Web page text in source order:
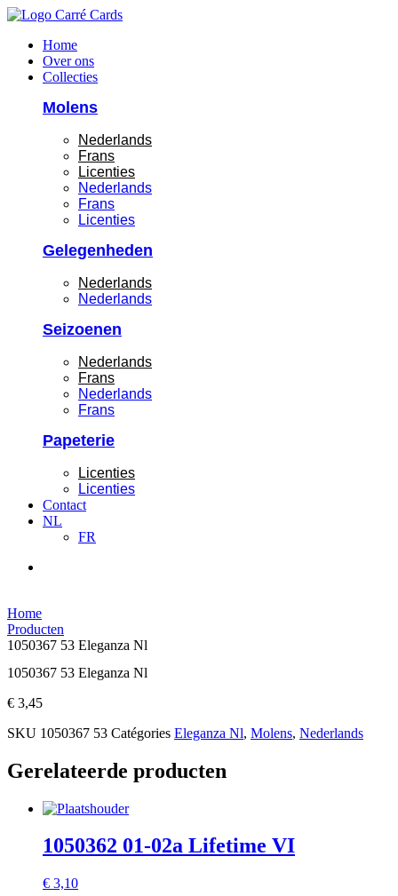
Ga
inhoud
Home
Over ons
Collecties
Molens
Nederlands
Frans
Licenties
Nederlands
Frans
Licenties
Gelegenheden
Nederlands
Nederlands
Seizoenen
Nederlands
Frans
Nederlands
Frans
Papeterie
Licenties
Licenties
Contact
NL
FR
Home
Producten
1050367 53 Eleganza Nl
1050367 53 Eleganza Nl
€ 3,45
SKU 1050367 53 Catégories Eleganza Nl, Molens, Nederlands
Gerelateerde producten
1050362 01-02a Lifetime VI
€ 3,10